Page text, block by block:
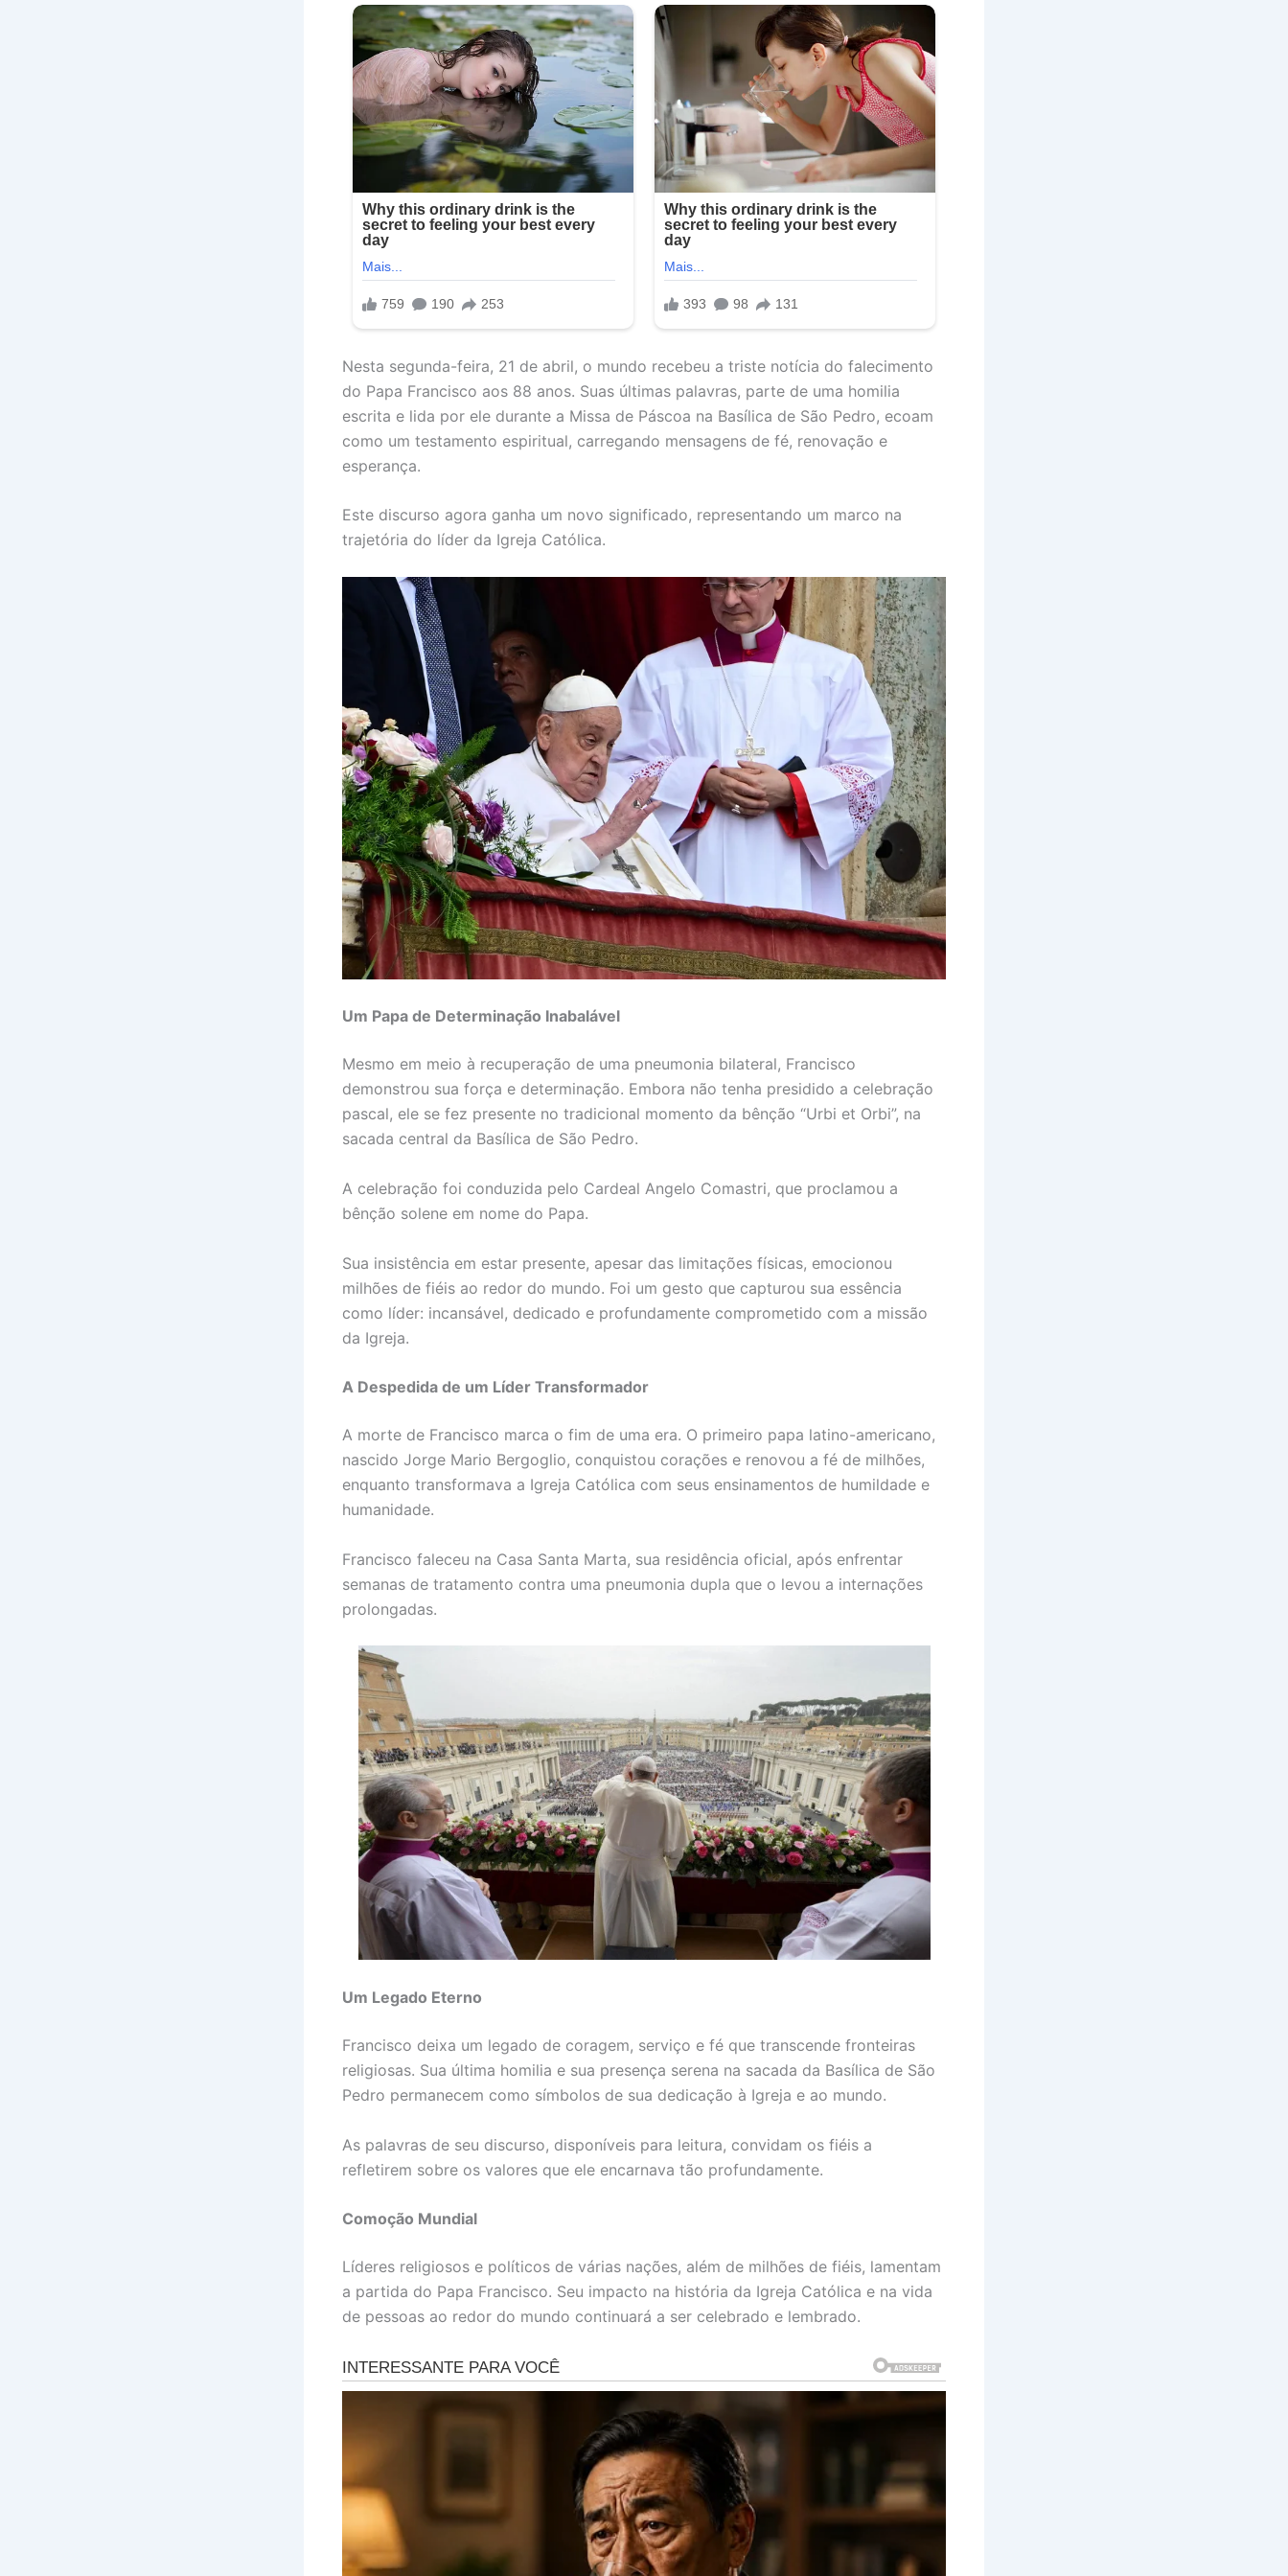
Nesta segunda-feira, 21 de abril, o mundo recebeu a triste notícia do falecimento
do Papa Francisco aos 88 anos. Suas últimas palavras, parte de uma homilia
escrita e lida por ele durante a Missa de Páscoa na Basílica de São Pedro, ecoam
como um testamento espiritual, carregando mensagens de fé, renovação e
esperança.
Este discurso agora ganha um novo significado, representando um marco na
trajetória do líder da Igreja Católica.
Um Papa de Determinação Inabalável
Mesmo em meio à recuperação de uma pneumonia bilateral, Francisco
demonstrou sua força e determinação. Embora não tenha presidido a celebração
pascal, ele se fez presente no tradicional momento da bênção “Urbi et Orbi”, na
sacada central da Basílica de São Pedro.
A celebração foi conduzida pelo Cardeal Angelo Comastri, que proclamou a
bênção solene em nome do Papa.
Sua insistência em estar presente, apesar das limitações físicas, emocionou
milhões de fiéis ao redor do mundo. Foi um gesto que capturou sua essência
como líder: incansável, dedicado e profundamente comprometido com a missão
da Igreja.
A Despedida de um Líder Transformador
A morte de Francisco marca o fim de uma era. O primeiro papa latino-americano,
nascido Jorge Mario Bergoglio, conquistou corações e renovou a fé de milhões,
enquanto transformava a Igreja Católica com seus ensinamentos de humildade e
humanidade.
Francisco faleceu na Casa Santa Marta, sua residência oficial, após enfrentar
semanas de tratamento contra uma pneumonia dupla que o levou a internações
prolongadas.
Um Legado Eterno
Francisco deixa um legado de coragem, serviço e fé que transcende fronteiras
religiosas. Sua última homilia e sua presença serena na sacada da Basílica de São
Pedro permanecem como símbolos de sua dedicação à Igreja e ao mundo.
As palavras de seu discurso, disponíveis para leitura, convidam os fiéis a
refletirem sobre os valores que ele encarnava tão profundamente.
Comoção Mundial
Líderes religiosos e políticos de várias nações, além de milhões de fiéis, lamentam
a partida do Papa Francisco. Seu impacto na história da Igreja Católica e na vida
de pessoas ao redor do mundo continuará a ser celebrado e lembrado.